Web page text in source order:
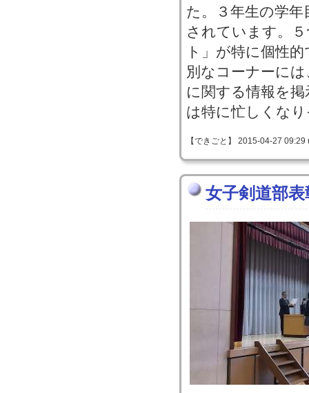
た。３年生の学
されています。
ト」が特に個性
別なコーナーに
に関する情報を
は特に忙しくな
【できごと】 2015-04-27
女子剣道部